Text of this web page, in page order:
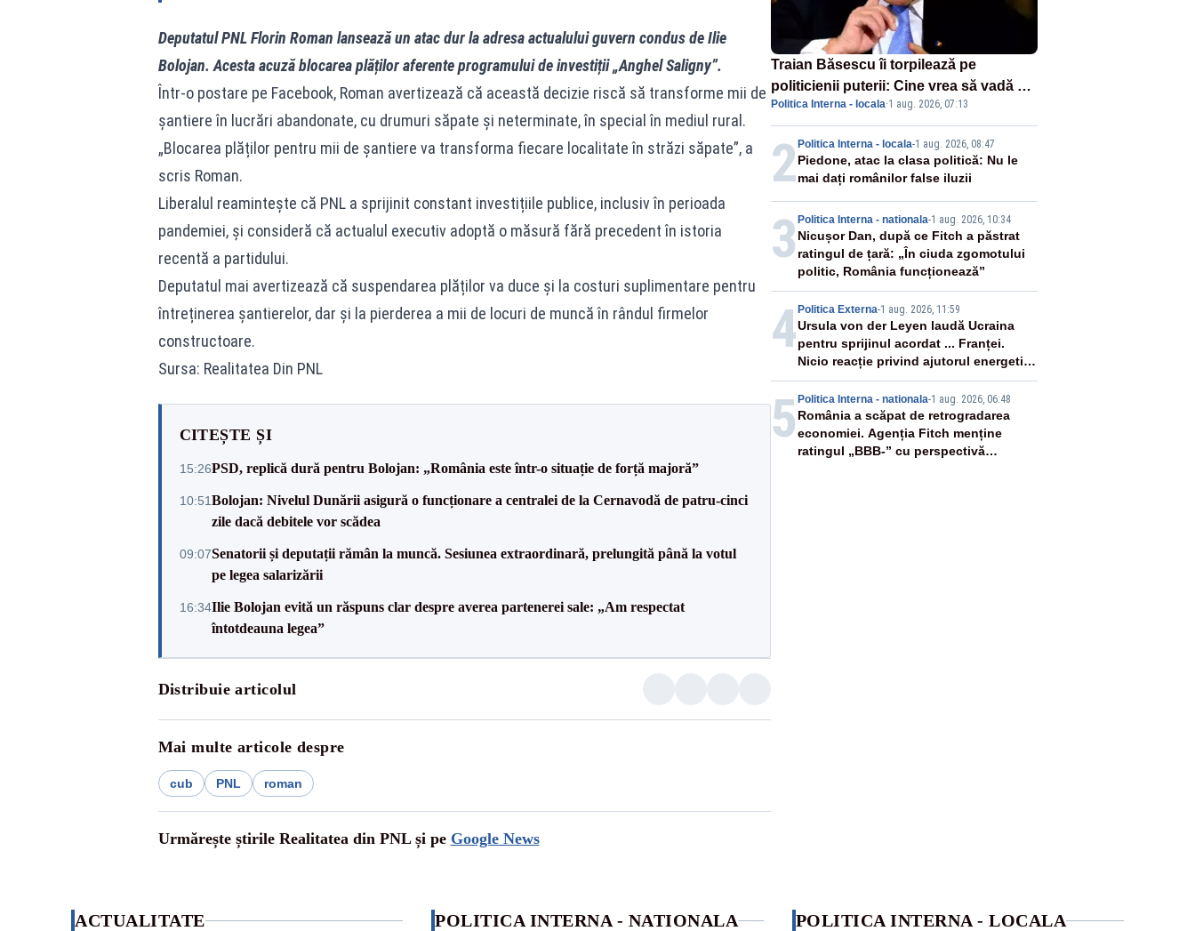
Deputatul PNL Florin Roman lansează un atac dur la adresa actualului guvern condus de Ilie
Bolojan. Acesta acuză blocarea plăților aferente programului de investiții „Anghel Saligny”.
Într-o postare pe Facebook, Roman avertizează că această decizie riscă să transforme mii de
șantiere în lucrări abandonate, cu drumuri săpate și neterminate, în special în mediul rural.
„Blocarea plăților pentru mii de șantiere va transforma fiecare localitate în străzi săpate”, a
scris Roman.
Liberalul reamintește că PNL a sprijinit constant investițiile publice, inclusiv în perioada
pandemiei, și consideră că actualul executiv adoptă o măsură fără precedent în istoria
recentă a partidului.
Deputatul mai avertizează că suspendarea plăților va duce și la costuri suplimentare pentru
întreținerea șantierelor, dar și la pierderea a mii de locuri de muncă în rândul firmelor
constructoare.
Sursa: Realitatea Din PNL
CITEȘTE ȘI
15:26PSD, replică dură pentru Bolojan: „România este într-o situație de forță majoră”
10:51Bolojan: Nivelul Dunării asigură o funcționare a centralei de la Cernavodă de patru-cinci
zile dacă debitele vor scădea
09:07Senatorii și deputații rămân la muncă. Sesiunea extraordinară, prelungită până la votul
pe legea salarizării
16:34Ilie Bolojan evită un răspuns clar despre averea partenerei sale: „Am respectat
întotdeauna legea”
Distribuie articolul
Mai multe articole despre
cub PNL roman
Urmărește știrile Realitatea din PNL și pe Google News
Traian Băsescu îi torpilează pe
politicienii puterii: Cine vrea să vadă ce
înseamnă să fii prost, se uită la
România
Politica Interna - locala·1 aug. 2026, 07:13
2 Politica Interna - locala-1 aug. 2026, 08:47
Piedone, atac la clasa politică: Nu le
mai dați românilor false iluzii
3 Politica Interna - nationala-1 aug. 2026, 10:34
Nicușor Dan, după ce Fitch a păstrat
ratingul de țară: „În ciuda zgomotului
politic, România funcționează”
4 Politica Externa-1 aug. 2026, 11:59
Ursula von der Leyen laudă Ucraina
pentru sprijinul acordat ... Franței.
Nicio reacție privind ajutorul energetic
promis României
5 Politica Interna - nationala-1 aug. 2026, 06:48
România a scăpat de retrogradarea
economiei. Agenția Fitch menține
ratingul „BBB-” cu perspectivă
ACTUALITATE POLITICA INTERNA - NATIONALA POLITICA INTERNA - LOCALA